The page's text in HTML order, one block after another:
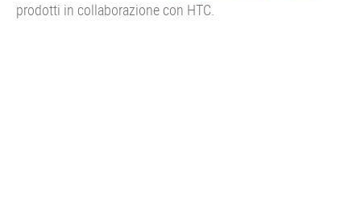
prodotti in collaborazione con HTC.